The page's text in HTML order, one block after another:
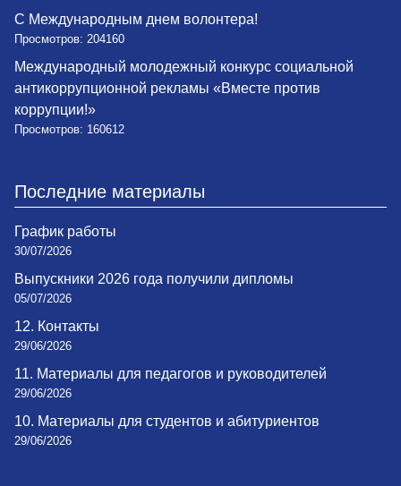
С Международным днем волонтера!
Просмотров: 204160
Международный молодежный конкурс социальной
антикоррупционной рекламы «Вместе против
коррупции!»
Просмотров: 160612
Последние материалы
График работы
30/07/2026
Выпускники 2026 года получили дипломы
05/07/2026
12. Контакты
29/06/2026
11. Материалы для педагогов и руководителей
29/06/2026
10. Материалы для студентов и абитуриентов
29/06/2026